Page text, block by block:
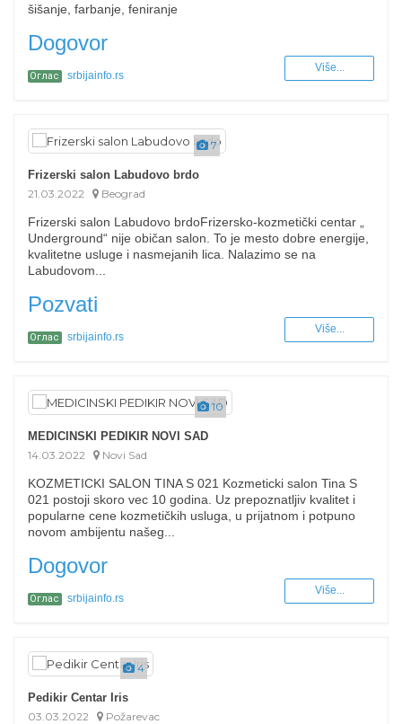
šišanje, farbanje, feniranje
Dogovor
Оглас srbijainfo.rs
Više...
7
Frizerski salon Labudovo brdo
21.03.2022
Beograd
Frizerski salon Labudovo brdoFrizersko-kozmetički centar „
Underground“ nije običan salon. To je mesto dobre energije,
kvalitetne usluge i nasmejanih lica. Nalazimo se na
Labudovom...
Pozvati
Оглас srbijainfo.rs
Više...
10
MEDICINSKI PEDIKIR NOVI SAD
14.03.2022
Novi Sad
KOZMETICKI SALON TINA S 021 Kozmeticki salon Tina S
021 postoji skoro vec 10 godina. Uz prepoznatljiv kvalitet i
popularne cene kozmetičkih usluga, u prijatnom i potpuno
novom ambijentu našeg...
Dogovor
Оглас srbijainfo.rs
Više...
4
Pedikir Centar Iris
03.03.2022
Požarevac